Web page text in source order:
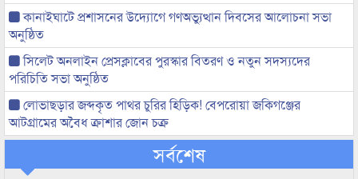
কানাইঘাটে প্রশাসনের উদ্যোগে গণঅভ্যুত্থান দিবসের আলোচনা সভা
অনুষ্ঠিত
সিলেট অনলাইন প্রেসক্লাবের পুরস্কার বিতরণ ও নতুন সদস্যদের
পরিচিতি সভা অনুষ্ঠিত
লোভাছড়ার জব্দকৃত পাথর চুরির হিড়িক! বেপরোয়া জকিগঞ্জের
আটগ্রামের অবৈধ ক্রাশার জোন চক্র
সর্বশেষ